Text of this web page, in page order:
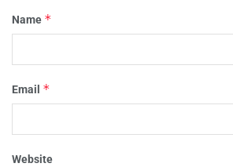
Name *
Email *
Website